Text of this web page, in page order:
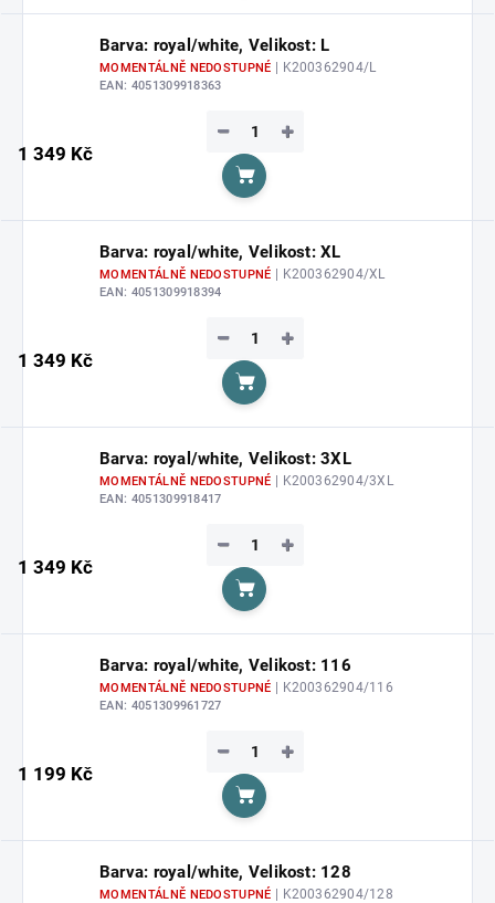
Barva: royal/white, Velikost: L
MOMENTÁLNĚ NEDOSTUPNÉ | K200362904/L
EAN: 4051309918363
1 349 Kč
+
−
Do košíku
Barva: royal/white, Velikost: XL
MOMENTÁLNĚ NEDOSTUPNÉ | K200362904/XL
EAN: 4051309918394
1 349 Kč
+
−
Do košíku
Barva: royal/white, Velikost: 3XL
MOMENTÁLNĚ NEDOSTUPNÉ | K200362904/3XL
EAN: 4051309918417
1 349 Kč
+
−
Do košíku
Barva: royal/white, Velikost: 116
MOMENTÁLNĚ NEDOSTUPNÉ | K200362904/116
EAN: 4051309961727
1 199 Kč
+
−
Do košíku
Barva: royal/white, Velikost: 128
MOMENTÁLNĚ NEDOSTUPNÉ | K200362904/128